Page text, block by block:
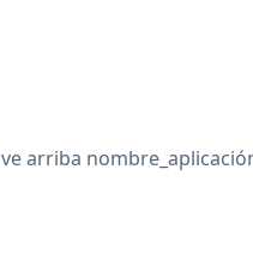
ve arriba